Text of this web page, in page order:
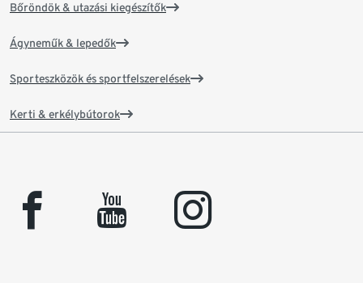
Bőröndök & utazási kiegészítők
Ágyneműk & lepedők
Sporteszközök és sportfelszerelések
Kerti & erkélybútorok
facebook youtube instagram